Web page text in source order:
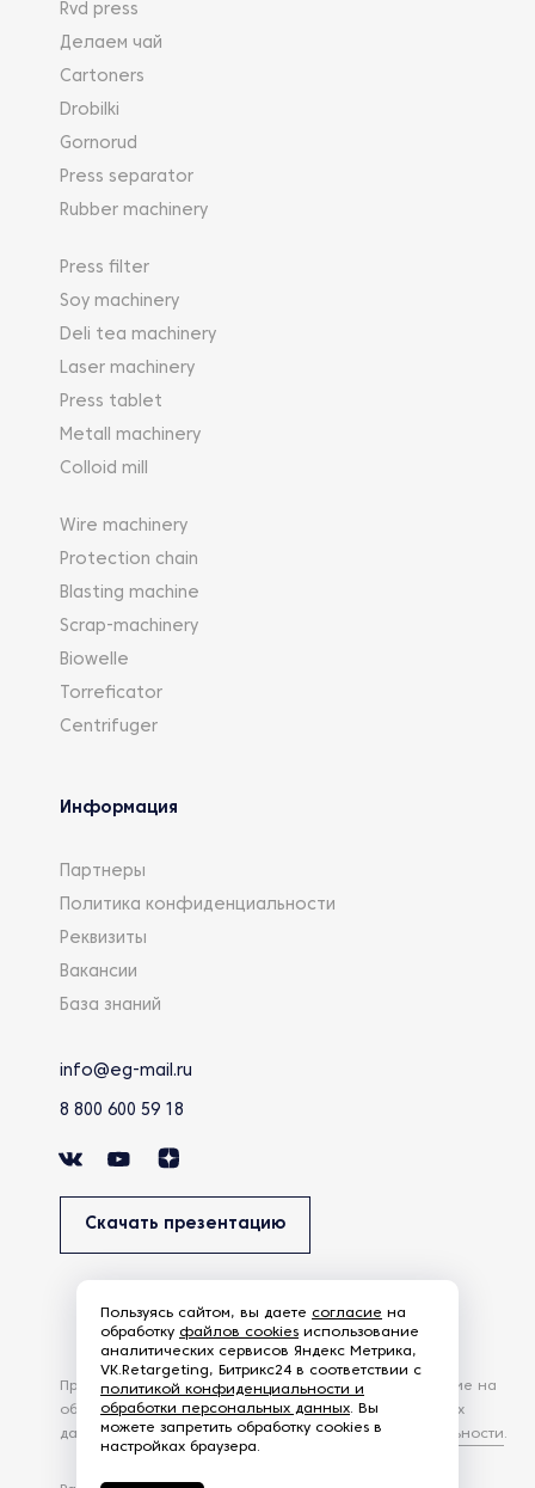
Rvd press
Делаем чай
Cartoners
Drobilki
Gornorud
Press separator
Rubber machinery
Press filter
Soy machinery
Deli tea machinery
Laser machinery
Press tablet
Metall machinery
Colloid mill
Wire machinery
Protection chain
Blasting machine
Scrap-machinery
Biowelle
Torreficator
Centrifuger
Информация
Партнеры
Политика конфиденциальности
Реквизиты
Вакансии
База знаний
info@eg-mail.ru
8 800 600 59 18
Скачать презентацию
Продолжая использовать наш сайт, вы даете согласие на
обработку файлов Cookies и других пользовательских
данных, в соответствии сПолитикой конфиденциальности.
Пользуясь сайтом, вы даете согласие на
обработку файлов cookies использование
аналитических сервисов Яндекс Метрика,
VK.Retargeting, Битрикс24 в соответствии с
политикой конфиденциальности и
обработки персональных данных. Вы
можете запретить обработку cookies в
настройках браузера.